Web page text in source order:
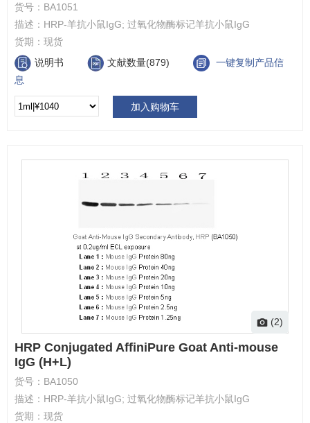
货号： BA1051
描述： HRP-羊抗小鼠IgG; 过氧化物酶标记羊抗小鼠IgG
货期： 现货
说明书
文献数量(879)
一键复制产品信
息
加入购物车
(2)
HRP Conjugated AffiniPure Goat Anti-mouse
IgG (H+L)
货号： BA1050
描述： HRP-羊抗小鼠IgG; 过氧化物酶标记羊抗小鼠IgG
货期： 现货